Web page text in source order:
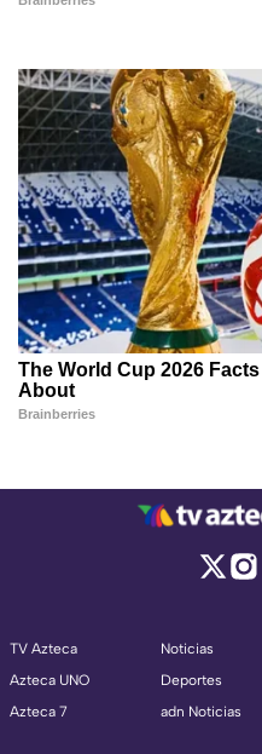
TV Azteca
Azteca UNO
Azteca 7
Noticias
Deportes
adn Noticias